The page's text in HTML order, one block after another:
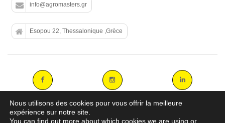
info@agromasters.gr
Esopou 22, Thessalonique ,Grèce
Nous utilisons des cookies pour vous offrir la meilleure
expérience sur notre site.
You can find out more about which cookies we are using or